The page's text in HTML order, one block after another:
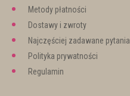
Metody płatności
Dostawy i zwroty
Najczęściej zadawane pytania
Polityka prywatności
Regulamin